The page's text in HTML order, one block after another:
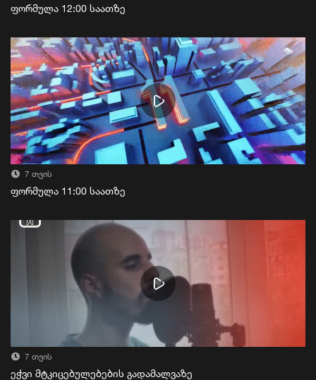
ფორმულა 12:00 საათზე
7 თვის
ფორმულა 11:00 საათზე
7 თვის
ეჭვი მტკიცებულებების გადამალვაზე